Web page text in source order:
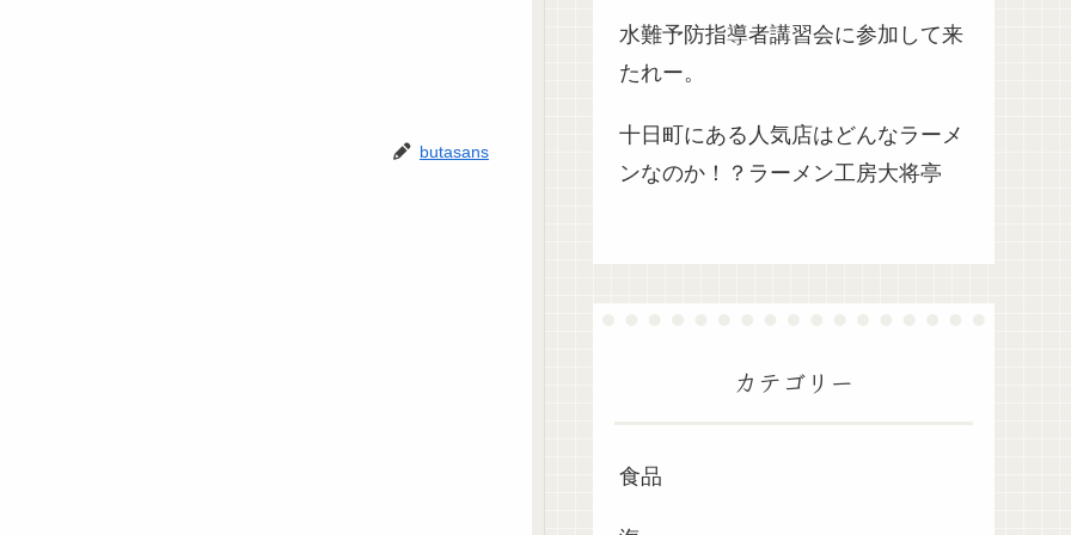
butasans
水難予防指導者講習会に参加して来
たれー。
十日町にある人気店はどんなラーメ
ンなのか！？ラーメン工房大将亭
カテゴリー
食品